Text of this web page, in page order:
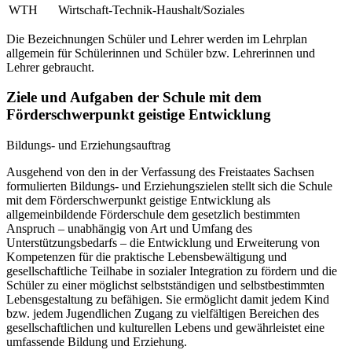
WTH
Wirtschaft-Technik-Haushalt/Soziales
Die Bezeichnungen Schüler und Lehrer werden im Lehrplan
allgemein für Schülerinnen und Schüler bzw. Lehrerinnen und
Lehrer gebraucht.
Ziele und Aufgaben der Schule mit dem
Förderschwerpunkt geistige Entwicklung
Bildungs- und Erziehungsauftrag
Ausgehend von den in der Verfassung des Freistaates Sachsen
formulierten Bildungs- und Erziehungszielen stellt sich die Schule
mit dem Förderschwerpunkt geistige Entwicklung als
allgemeinbildende Förderschule dem gesetzlich bestimmten
Anspruch – unabhängig von Art und Umfang des
Unterstützungsbedarfs – die Entwicklung und Erweiterung von
Kompetenzen für die praktische Lebensbewältigung und
gesellschaftliche Teilhabe in sozialer Integration zu fördern und die
Schüler zu einer möglichst selbstständigen und selbstbestimmten
Lebensgestaltung zu befähigen. Sie ermöglicht damit jedem Kind
bzw. jedem Jugendlichen Zugang zu vielfältigen Bereichen des
gesellschaftlichen und kulturellen Lebens und gewährleistet eine
umfassende Bildung und Erziehung.